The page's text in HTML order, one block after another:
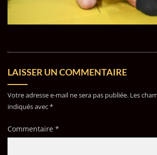
LAISSER UN COMMENTAIRE
Votre adresse e-mail ne sera pas publiée. Les
indiqués avec*
Commentaire *